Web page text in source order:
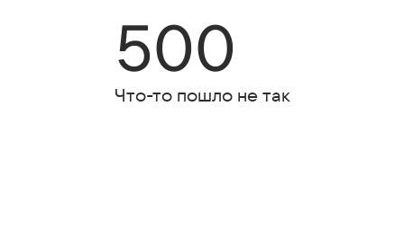
500
Что-то пошло не так